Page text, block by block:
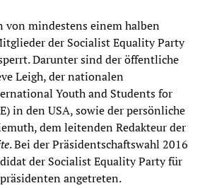
von mindestens einem halben
der Socialist Equality Party
Darunter sind der öffentliche
Leigh, der nationalen
Youth and Students for
in den USA, sowie der persönliche
dem leitenden Redakteur der
. Bei der Präsidentschaftswahl 2016
der Socialist Equality Party für
angetreten.